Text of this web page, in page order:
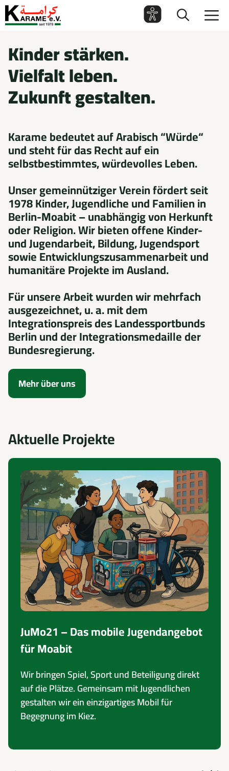
Zum
Inhalt
Kinder stärken.
Vielfalt leben.
Zukunft gestalten.
Karame bedeutet auf Arabisch “Würde“
und steht für das Recht auf ein
selbstbestimmtes, würdevolles Leben.
Unser gemeinnütziger Verein fördert seit
1978 Kinder, Jugendliche und Familien in
Berlin-Moabit – unabhängig von Herkunft
oder Religion. Wir bieten offene Kinder-
und Jugendarbeit, Bildung, Jugendsport
sowie Entwicklungszusammenarbeit und
humanitäre Projekte im Ausland.
Für unsere Arbeit wurden wir mehrfach
ausgezeichnet, u. a. mit dem
Integrationspreis des Landessportbunds
Berlin und der Integrationsmedaille der
Bundesregierung.
Mehr über uns
Aktuelle Projekte
JuMo21 – Das mobile Jugendangebot
für Moabit
Wir bringen Spiel, Sport und Beteiligung direkt
auf die Plätze. Gemeinsam mit Jugendlichen
gestalten wir ein einzigartiges Mobil für
Begegnung im Kiez.